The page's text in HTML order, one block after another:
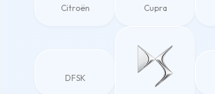
Citroën Cupra
DFSK